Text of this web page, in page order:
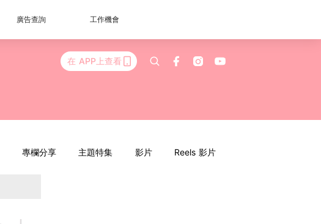
廣告查詢 工作機會
在 APP上查看
專欄分享 主題特集 影片 Reels 影片